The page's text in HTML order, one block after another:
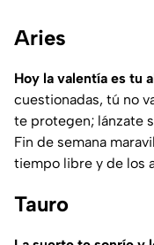
Aries
Hoy la valentía es tu
cuestionadas, tú no
te protegen; lánzate
Fin de semana
tiempo libre y de los
Tauro